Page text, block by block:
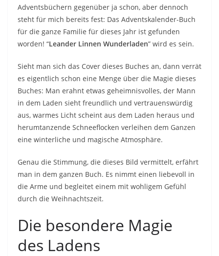
Adventsbüchern gegenüber ja schon, aber dennoch
steht für mich bereits fest: Das Adventskalender-Buch
für die ganze Familie für dieses Jahr ist gefunden
worden! “Leander Linnen Wunderladen” wird es sein.
Sieht man sich das Cover dieses Buches an, dann verrät
es eigentlich schon eine Menge über die Magie dieses
Buches: Man erahnt etwas geheimnisvolles, der Mann
in dem Laden sieht freundlich und vertrauenswürdig
aus, warmes Licht scheint aus dem Laden heraus und
herumtanzende Schneeflocken verleihen dem Ganzen
eine winterliche und magische Atmosphäre.
Genau die Stimmung, die dieses Bild vermittelt, erfährt
man in dem ganzen Buch. Es nimmt einen liebevoll in
die Arme und begleitet einem mit wohligem Gefühl
durch die Weihnachtszeit.
Die besondere Magie
des Ladens